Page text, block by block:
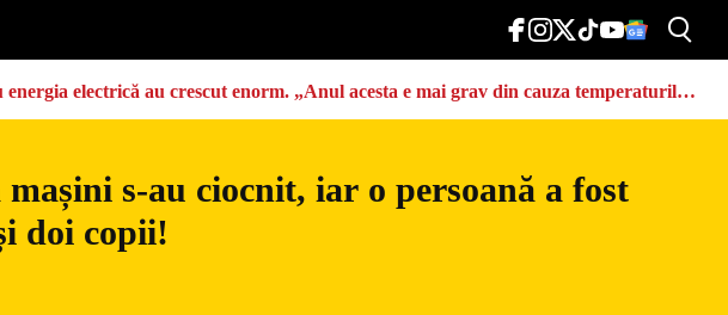
electrică au crescut enorm. „Anul acesta e mai grav din cauza temperaturilor
s-au ciocnit, iar o persoană a fost
doi copii!